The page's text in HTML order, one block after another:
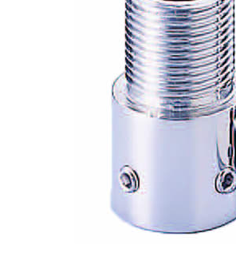
Motor/Styring
Fritid/Sikkerhet